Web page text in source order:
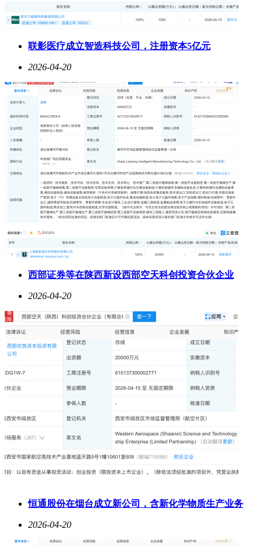
联影医疗成立智造科技公司，注册资本5亿元
2026-04-20
西部证券等在陕西新设西部空天科创投资合伙企业
2026-04-20
恒通股份在烟台成立新公司，含新化学物质生产业务
2026-04-20